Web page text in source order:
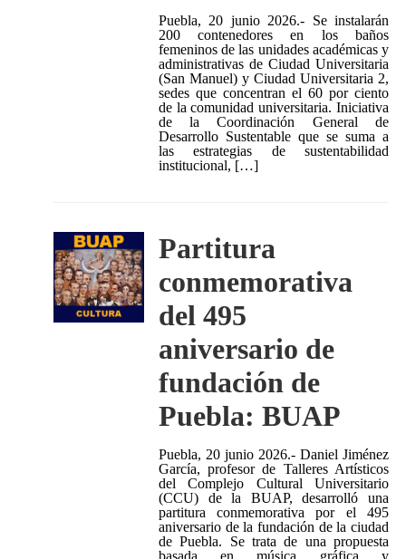
Puebla, 20 junio 2026.- Se instalarán
200 contenedores en los baños
femeninos de las unidades académicas y
administrativas de Ciudad Universitaria
(San Manuel) y Ciudad Universitaria 2,
sedes que concentran el 60 por ciento
de la comunidad universitaria. Iniciativa
de la Coordinación General de
Desarrollo Sustentable que se suma a
las estrategias de sustentabilidad
institucional, […]
Partitura
conmemorativa
del 495
aniversario de
fundación de
Puebla: BUAP
Puebla, 20 junio 2026.- Daniel Jiménez
García, profesor de Talleres Artísticos
del Complejo Cultural Universitario
(CCU) de la BUAP, desarrolló una
partitura conmemorativa por el 495
aniversario de la fundación de la ciudad
de Puebla. Se trata de una propuesta